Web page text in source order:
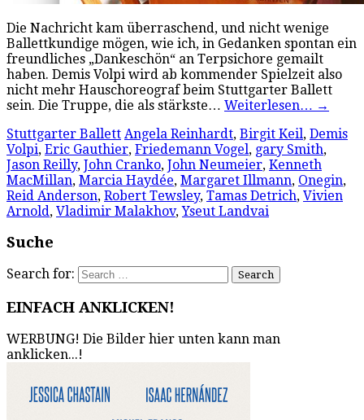
Die Nachricht kam überraschend, und nicht wenige
Ballettkundige mögen, wie ich, in Gedanken spontan ein
freundliches „Dankeschön“ an Terpsichore gemailt
haben. Demis Volpi wird ab kommender Spielzeit also
nicht mehr Hauschoreograf beim Stuttgarter Ballett
sein. Die Truppe, die als stärkste… Weiterlesen… →
Stuttgarter Ballett Angela Reinhardt, Birgit Keil, Demis
Volpi, Eric Gauthier, Friedemann Vogel, gary Smith,
Jason Reilly, John Cranko, John Neumeier, Kenneth
MacMillan, Marcia Haydée, Margaret Illmann, Onegin,
Reid Anderson, Robert Tewsley, Tamas Detrich, Vivien
Arnold, Vladimir Malakhov,Yseut Landvai
Suche
Search for:
EINFACH ANKLICKEN!
WERBUNG! Die Bilder hier unten kann man
anklicken...!